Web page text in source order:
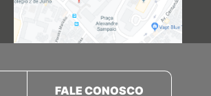
FALE CONOSCO